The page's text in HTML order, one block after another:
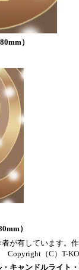
）
）
が有しています。
Copyright（C）T-
・キャンドルライト